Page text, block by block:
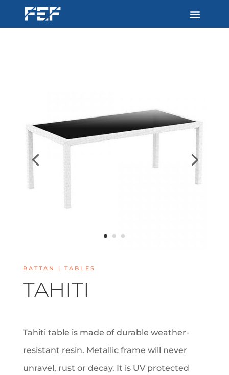
RATTAN | TABLES
TAHITI
Tahiti table is made of durable weather-
resistant resin. Metallic frame will never
unravel, rust or decay. It is UV protected